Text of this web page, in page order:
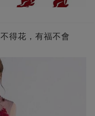
得花，有福不會